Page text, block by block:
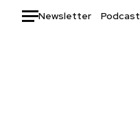
Newsletter Podcast